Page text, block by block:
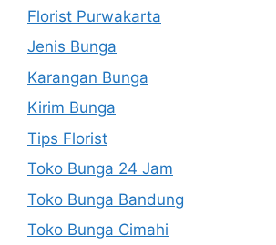
Florist Purwakarta
Jenis Bunga
Karangan Bunga
Kirim Bunga
Tips Florist
Toko Bunga 24 Jam
Toko Bunga Bandung
Toko Bunga Cimahi